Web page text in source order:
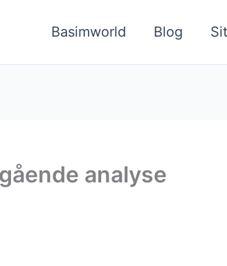
Basimworld Blog
analyse